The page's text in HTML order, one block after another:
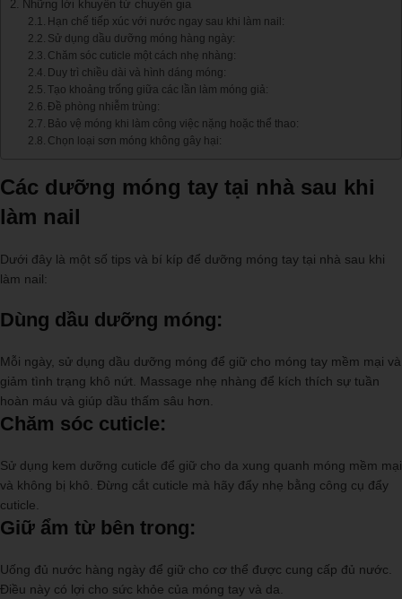
Những lời khuyên từ chuyên gia
Hạn chế tiếp xúc với nước ngay sau khi làm nail:
Sử dụng dầu dưỡng móng hàng ngày:
Chăm sóc cuticle một cách nhẹ nhàng:
Duy trì chiều dài và hình dáng móng:
Tạo khoảng trống giữa các lần làm móng giả:
Đề phòng nhiễm trùng:
Bảo vệ móng khi làm công việc nặng hoặc thể thao:
Chọn loại sơn móng không gây hại:
Các dưỡng móng tay tại nhà sau khi
làm nail
Dưới đây là một số tips và bí kíp để dưỡng móng tay tại nhà sau khi
làm nail:
Dùng dầu dưỡng móng:
Mỗi ngày, sử dụng dầu dưỡng móng để giữ cho móng tay mềm mại và
giảm tình trạng khô nứt. Massage nhẹ nhàng để kích thích sự tuần
hoàn máu và giúp dầu thấm sâu hơn.
Chăm sóc cuticle:
Sử dụng kem dưỡng cuticle để giữ cho da xung quanh móng mềm mại
và không bị khô. Đừng cắt cuticle mà hãy đẩy nhẹ bằng công cụ đẩy
cuticle.
Giữ ẩm từ bên trong:
Uống đủ nước hàng ngày để giữ cho cơ thể được cung cấp đủ nước.
Điều này có lợi cho sức khỏe của móng tay và da.